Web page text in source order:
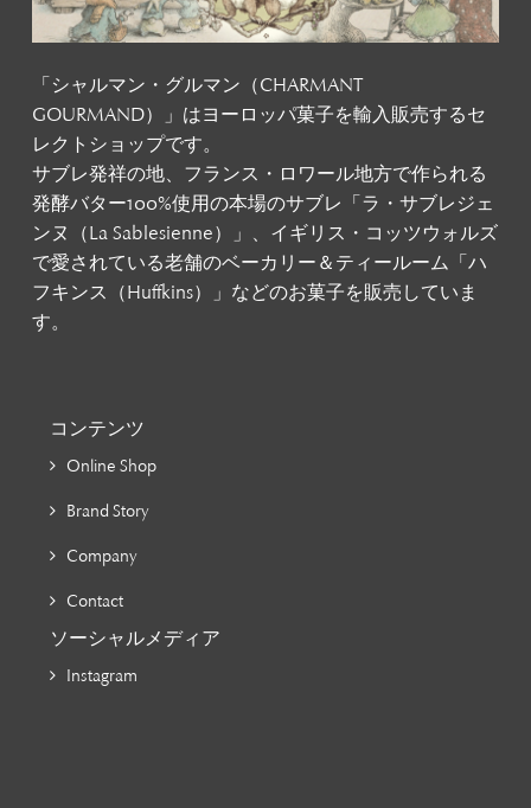
「シャルマン・グルマン（CHARMANT
GOURMAND）」はヨーロッパ菓子を輸入販売するセ
レクトショップです。
サブレ発祥の地、フランス・ロワール地方で作られる
発酵バター100%使用の本場のサブレ「ラ・サブレジェ
ンヌ（La Sablesienne）」、イギリス・コッツウォルズ
で愛されている老舗のベーカリー＆ティールーム「ハ
フキンス（Huffkins）」などのお菓子を販売していま
す。
コンテンツ
Online Shop
Brand Story
Company
Contact
ソーシャルメディア
Instagram